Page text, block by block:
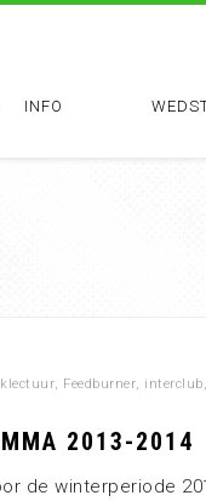
INFO
, Feedburner, interclub,
2013-2014
de winterperiode